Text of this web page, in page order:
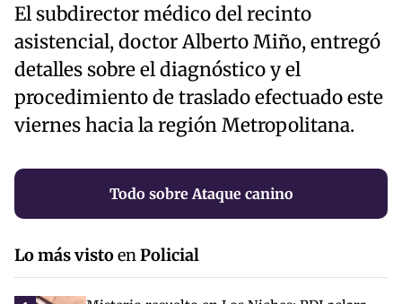
El subdirector médico del recinto
asistencial, doctor Alberto Miño, entregó
detalles sobre el diagnóstico y el
procedimiento de traslado efectuado este
viernes hacia la región Metropolitana.
Todo sobre Ataque canino
Lo más vistoenPolicial